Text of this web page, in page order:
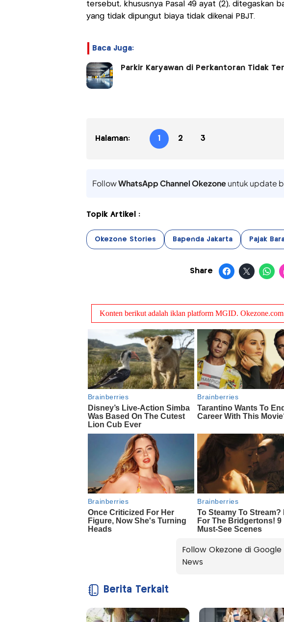
tersebut, khususnya Pasal 49 ayat (2), ditegaskan
yang tidak dipungut biaya tidak dikenai PBJT.
Baca Juga:
Parkir Karyawan di Perkantoran Tidak
Halaman: 1 2 3
FollowWhatsApp Channel Okezoneuntuk update
Topik Artikel :
Okezone Stories Bapenda Jakarta Pajak
Share
Follow Okezone di Google
News
Berita Terkait